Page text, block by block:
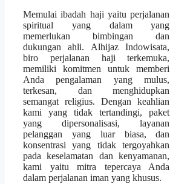
Memulai ibadah haji yaitu perjalanan
spiritual yang dalam yang
memerlukan bimbingan dan
dukungan ahli. Alhijaz Indowisata,
biro perjalanan haji terkemuka,
memiliki komitmen untuk memberi
Anda pengalaman yang mulus,
terkesan, dan menghidupkan
semangat religius. Dengan keahlian
kami yang tidak tertandingi, paket
yang dipersonalisasi, layanan
pelanggan yang luar biasa, dan
konsentrasi yang tidak tergoyahkan
pada keselamatan dan kenyamanan,
kami yaitu mitra tepercaya Anda
dalam perjalanan iman yang khusus.